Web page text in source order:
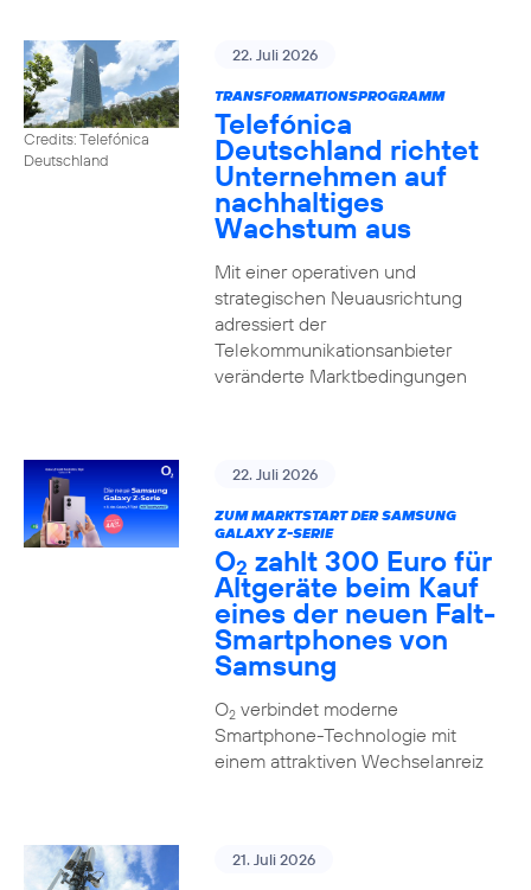
Credits: Telefónica
Deutschland
22. Juli 2026
TRANSFORMATIONSPROGRAMM
Telefónica
Deutschland richtet
Unternehmen auf
nachhaltiges
Wachstum aus
Mit einer operativen und
strategischen Neuausrichtung
adressiert der
Telekommunikationsanbieter
veränderte Marktbedingungen
22. Juli 2026
ZUM MARKTSTART DER SAMSUNG
GALAXY Z-SERIE
O2 zahlt 300 Euro für
Altgeräte beim Kauf
eines der neuen Falt-
Smartphones von
Samsung
O2verbindet moderne
Smartphone-Technologie mit
einem attraktiven Wechselanreiz
21. Juli 2026